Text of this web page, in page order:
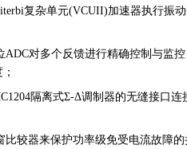
复杂单元(VCUII)加速器执行振
ADC对多个反馈进行精确控制与监
隔离式Σ-Δ调制器的无缝接口连
比较器来保护功率级免受电流故障的